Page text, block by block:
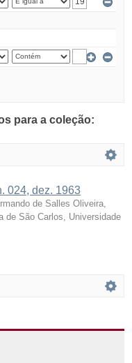
para a coleção:
024, dez. 1963
de Salles Oliveira,
de São Carlos, Universidade